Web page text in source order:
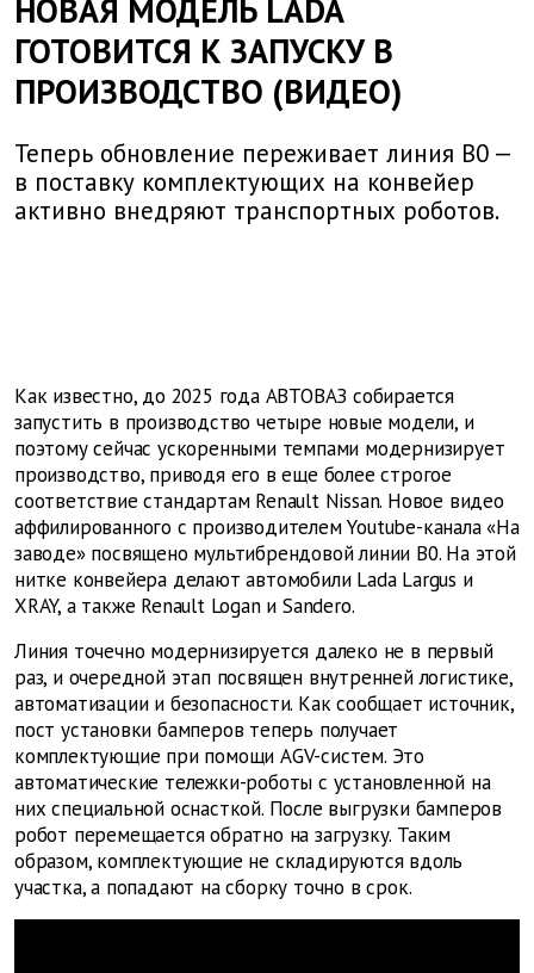
НОВАЯ МОДЕЛЬ LADA
ГОТОВИТСЯ К ЗАПУСКУ В
ПРОИЗВОДСТВО (ВИДЕО)
Теперь обновление переживает линия B0 —
в поставку комплектующих на конвейер
активно внедряют транспортных роботов.
Как известно, до 2025 года АВТОВАЗ собирается
запустить в производство четыре новые модели, и
поэтому сейчас ускоренными темпами модернизирует
производство, приводя его в еще более строгое
соответствие стандартам Renault Nissan. Новое видео
аффилированного с производителем Youtube-канала «На
заводе» посвящено мультибрендовой линии B0. На этой
нитке конвейера делают автомобили Lada Largus и
XRAY, а также Renault Logan и Sandero.
Линия точечно модернизируется далеко не в первый
раз, и очередной этап посвящен внутренней логистике,
автоматизации и безопасности. Как сообщает источник,
пост установки бамперов теперь получает
комплектующие при помощи AGV-систем. Это
автоматические тележки-роботы с установленной на
них специальной оснасткой. После выгрузки бамперов
робот перемещается обратно на загрузку. Таким
образом, комплектующие не складируются вдоль
участка, а попадают на сборку точно в срок.